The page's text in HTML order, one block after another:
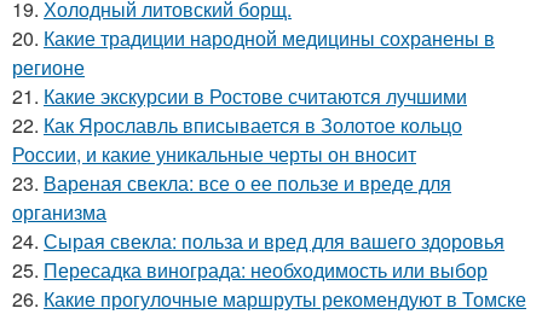
19. Холодный литовский борщ.
20. Какие традиции народной медицины сохранены в
регионе
21. Какие экскурсии в Ростове считаются лучшими
22. Как Ярославль вписывается в Золотое кольцо
России, и какие уникальные черты он вносит
23. Вареная свекла: все о ее пользе и вреде для
организма
24. Сырая свекла: польза и вред для вашего здоровья
25. Пересадка винограда: необходимость или выбор
26. Какие прогулочные маршруты рекомендуют в Томске